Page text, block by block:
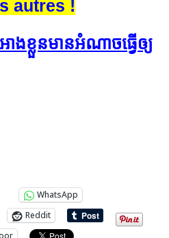
autres !
ខ្លួន​មាន​អំណាច​ធ្វើ​ឲ្យ​
WhatsApp
Reddit